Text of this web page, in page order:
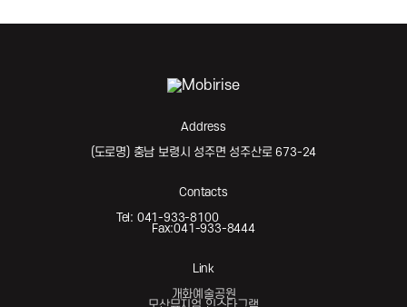
Address
(도로명) 충남 보령시 성주면 성주산로 673-24
Contacts
Tel: 041-933-8100
Fax:041-933-8444
Link
개화예술공원